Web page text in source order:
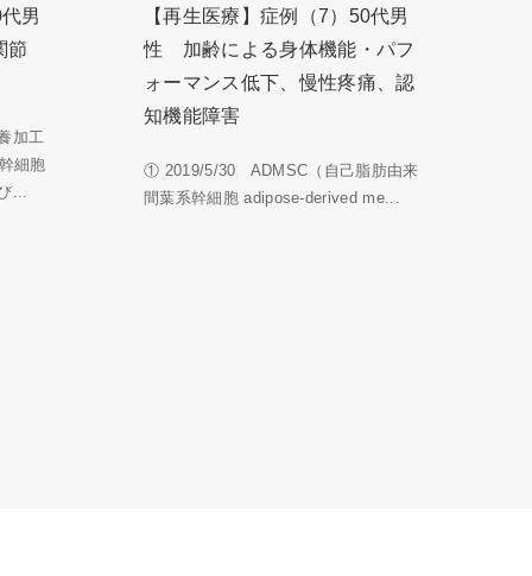
男
節
加工
細胞
...
【再生医療】症例（7）50代男
性 加齢による身体機能・パフ
ォーマンス低下、慢性疼痛、認
知機能障害
① 2019/5/30 ADMSC（自己脂肪由来
間葉系幹細胞 adipose-derived me...